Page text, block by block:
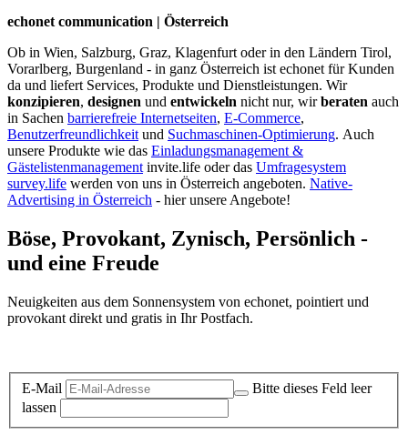
echonet communication | Österreich
Ob in Wien, Salzburg, Graz, Klagenfurt oder in den Ländern Tirol,
Vorarlberg, Burgenland - in ganz Österreich ist echonet für Kunden
da und liefert Services, Produkte und Dienstleistungen. Wir
konzipieren, designen und entwickeln nicht nur, wirberaten auch
in Sachen barrierefreie Internetseiten, E-Commerce,
Benutzerfreundlichkeit und Suchmaschinen-Optimierung. Auch
unsere Produkte wie das Einladungsmanagement &
Gästelistenmanagement invite.life oder das Umfragesystem
survey.life werden von uns in Österreich angeboten. Native-
Advertising in Österreich - hier unsere Angebote!
Böse, Provokant, Zynisch, Persönlich -
und eine Freude
Neuigkeiten aus dem Sonnensystem von echonet, pointiert und
provokant direkt und gratis in Ihr Postfach.
E-Mail
Bitte dieses Feld leer
lassen